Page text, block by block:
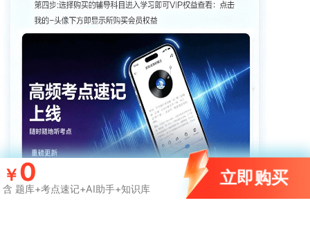
￥0
含 题库+考点速记+AI助手+知识库
立即购买